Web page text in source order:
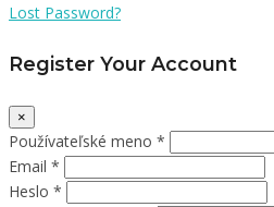
Lost Password?
Register Your Account
×
Používateľské meno *
Email *
Heslo *